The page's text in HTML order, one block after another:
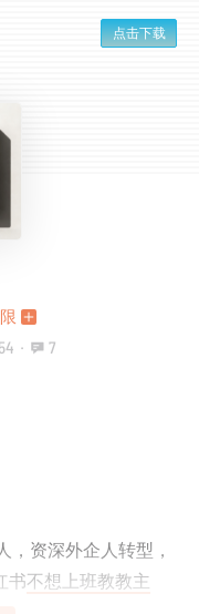
点击下载
54 · 7
，资深外企人转型，
书不想上班教教主